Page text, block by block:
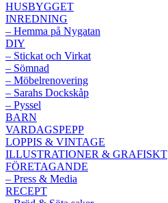
HUSBYGGET
INREDNING
– Hemma på Nygatan
DIY
– Stickat och Virkat
– Sömnad
– Möbelrenovering
– Sarahs Dockskåp
– Pyssel
BARN
VARDAGSPEPP
LOPPIS & VINTAGE
ILLUSTRATIONER & GRAFISKT
FÖRETAGANDE
– Press & Media
RECEPT